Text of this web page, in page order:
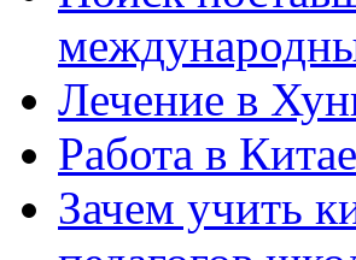
Лечение в
Работа в
Зачем учить